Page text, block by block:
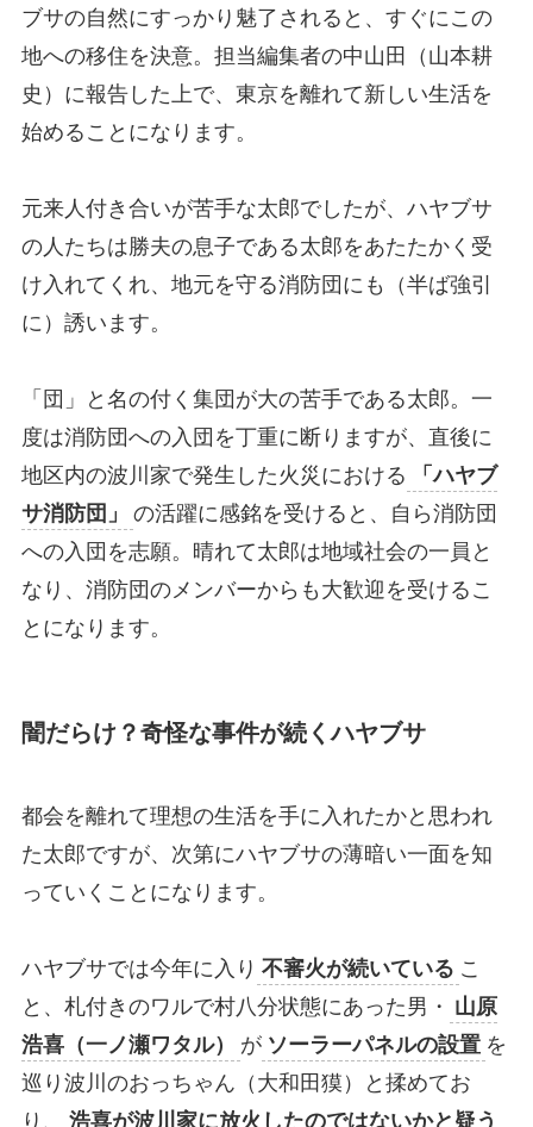
ブサの自然にすっかり魅了されると、すぐにこの
地への移住を決意。担当編集者の中山田（山本耕
史）に報告した上で、東京を離れて新しい生活を
始めることになります。
元来人付き合いが苦手な太郎でしたが、ハヤブサ
の人たちは勝夫の息子である太郎をあたたかく受
け入れてくれ、地元を守る消防団にも（半ば強引
に）誘います。
「団」と名の付く集団が大の苦手である太郎。一
度は消防団への入団を丁重に断りますが、直後に
地区内の波川家で発生した火災における
「ハヤブ
サ消防団」
の活躍に感銘を受けると、自ら消防団
への入団を志願。晴れて太郎は地域社会の一員と
なり、消防団のメンバーからも大歓迎を受けるこ
とになります。
闇だらけ？奇怪な事件が続くハヤブサ
都会を離れて理想の生活を手に入れたかと思われ
た太郎ですが、次第にハヤブサの薄暗い一面を知
っていくことになります。
ハヤブサでは今年に入り 不審火が続いている こ
と、札付きのワルで村八分状態にあった男・ 山原
浩喜（一ノ瀬ワタル）
が ソーラーパネルの設置 を
巡り波川のおっちゃん（大和田獏）と揉めてお
り、
浩喜が波川家に放火したのではないかと疑う